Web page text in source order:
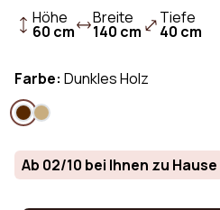
Höhe
60 cm
Breite
140 cm
Tiefe
40 cm
Farbe: Dunkles Holz
Ab 02/10 bei Ihnen zu Hause